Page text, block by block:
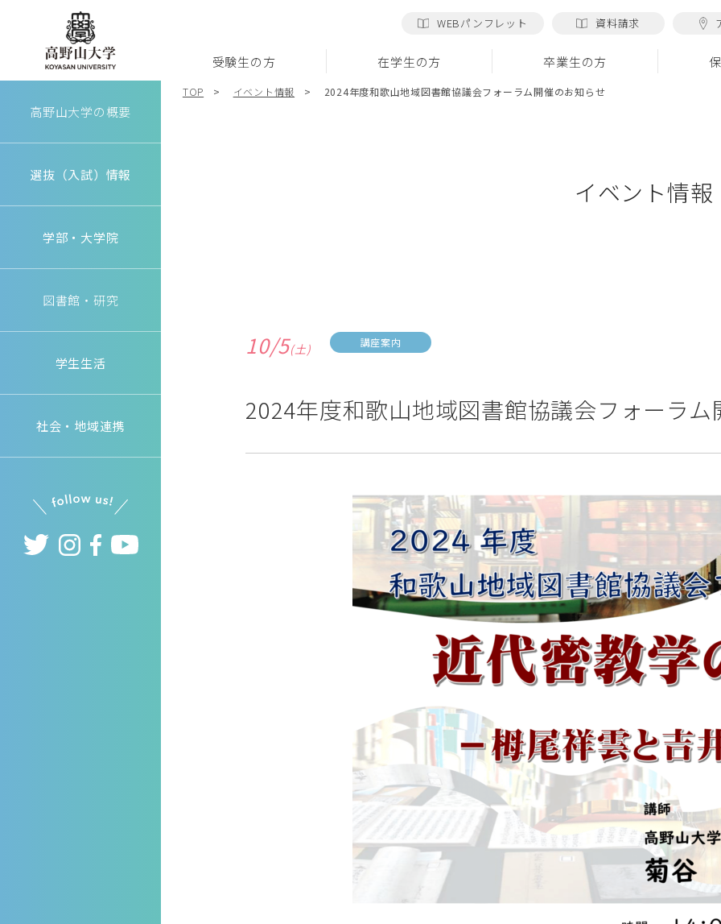
高野山大学
高野山大学の概要
選抜（入試）情報
学部・大学院
図書館・研究
学生生活
社会・地域連携
WEBパンフレット 資料請求
受験生の方 在学生の方 卒業生の方
TOP イベント情報 2024年度和歌山地域図書館協議会フォーラム開催のお知らせ
イベント情報
10/5(土) 講座案内
2024年度和歌山地域図書館協議会フォーラ